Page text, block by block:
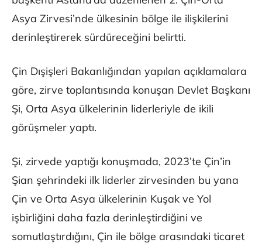
Asya Zirvesi’nde ülkesinin bölge ile ilişkilerini
derinleştirerek sürdüreceğini belirtti.
Çin Dışişleri Bakanlığından yapılan açıklamalara
göre, zirve toplantısında konuşan Devlet Başkanı
Şi, Orta Asya ülkelerinin liderleriyle de ikili
görüşmeler yaptı.
Şi, zirvede yaptığı konuşmada, 2023’te Çin’in
Şian şehrindeki ilk liderler zirvesinden bu yana
Çin ve Orta Asya ülkelerinin Kuşak ve Yol
işbirliğini daha fazla derinleştirdiğini ve
somutlaştırdığını, Çin ile bölge arasındaki ticaret